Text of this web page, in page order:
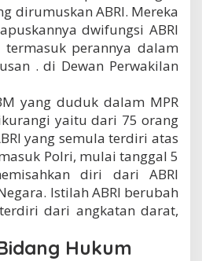
dirumuskan ABRI. Mereka
dwifungsi ABRI
termasuk perannya dalam
. di Dewan Perwakilan
yang duduk dalam MPR
yaitu dari 75 orang
yang semula terdiri atas
Polri, mulai tanggal 5
diri dari ABRI
Istilah ABRI berubah
dari angkatan darat,
Hukum